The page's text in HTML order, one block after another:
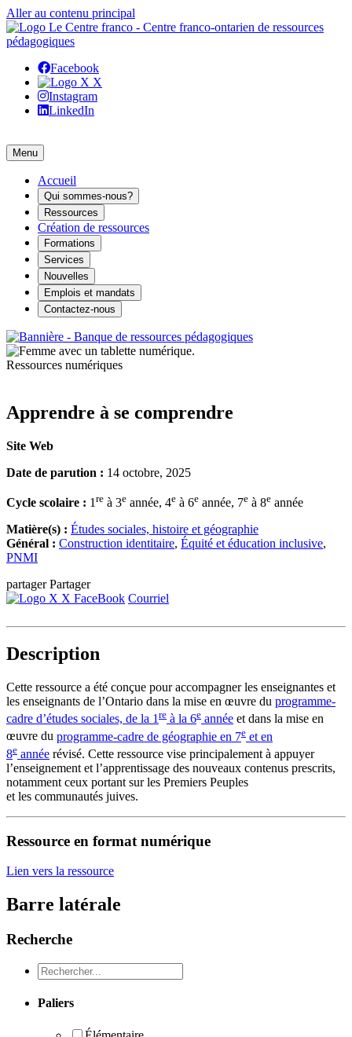
Aller au contenu principal
Facebook
X
Instagram
LinkedIn
Menu
Accueil
Qui sommes-nous?
Ressources
Création de ressources
Formations
Services
Nouvelles
Emplois et mandats
Contactez-nous
Ressources numériques
Apprendre à se comprendre
Site Web
Date de parution : 14 octobre, 2025
Cycle scolaire : 1 re à 3e année, 4e à 6e année, 7e à 8e année
Matière(s) : Études sociales, histoire et géographie
Général : Construction identitaire, Équité et éducation inclusive,
PNMI
partagerPartager
X FaceBook Courriel
Description
Cette ressource a été conçue pour accompagner les enseignantes et
les enseignants de l’Ontario dans la mise en œuvre du programme-
cadre d’études sociales, de la 1 re à la 6e année et dans la mise en
œuvre du programme-cadre de géographie en 7e et en
8e année révisé. Cette ressource vise principalement à appuyer
l’enseignement et l’apprentissage des nouveaux contenus prescrits,
notamment ceux portant sur les Premiers Peuples
et les communautés juives.
Ressource en format numérique
Lien vers la ressource
Barre latérale
Recherche
Recheche
Paliers